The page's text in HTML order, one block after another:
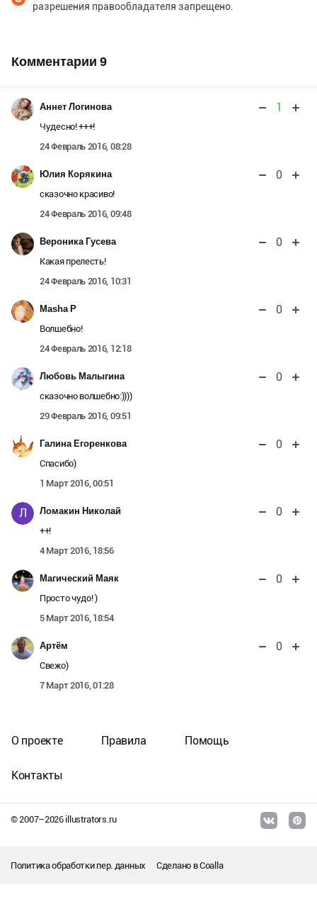
разрешения правообладателя запрещено.
Комментарии 9
Аннет Логинова 1
Чудесно! +++!
24 Февраль 2016, 08:28
Юлия Корякина 0
сказочно красиво!
24 Февраль 2016, 09:48
Вероника Гусева 0
Какая прелесть!
24 Февраль 2016, 10:31
Masha P 0
Волшебно!
24 Февраль 2016, 12:18
Любовь Малыгина 0
сказочно волшебно:))))
29 Февраль 2016, 09:51
Галина Егоренкова 0
Спасибо)
1 Март 2016, 00:51
Л Ломакин Николай 0
++!
4 Март 2016, 18:56
Магический Маяк 0
Просто чудо! )
5 Март 2016, 18:54
Артём 0
Свежо)
7 Март 2016, 01:28
© 2007–2026illustrators.ru
О проекте Правила Помощь
Контакты
Политика обработки пер. данных Сделано вCoalla